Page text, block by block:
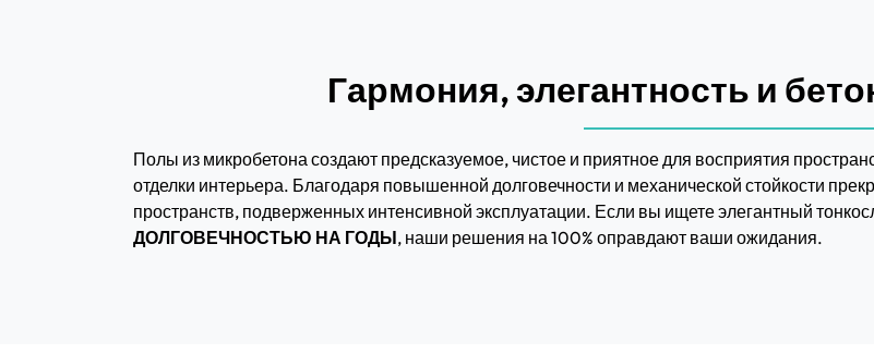
Гармония, элегантность и
Полы из микробетона создают предсказуемое, чистое и приятное для восприятия
отделки интерьера. Благодаря повышенной долговечности и механической стойкости
пространств, подверженных интенсивной эксплуатации. Если вы ищете элегантный
ДОЛГОВЕЧНОСТЬЮ НА ГОДЫ, наши решения на 100% оправдают ваши ожидания.